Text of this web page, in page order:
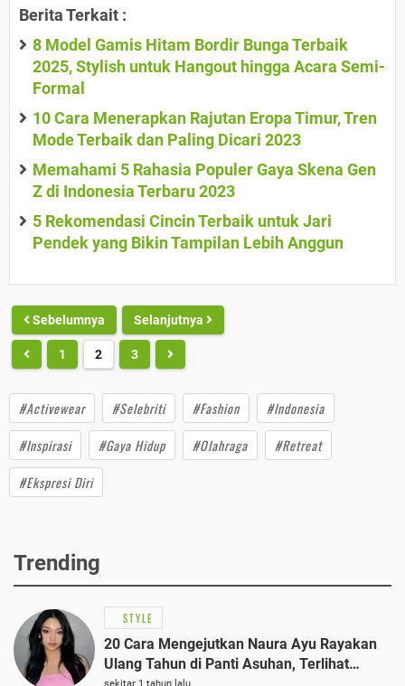
Berita Terkait :
8 Model Gamis Hitam Bordir Bunga Terbaik
2025, Stylish untuk Hangout hingga Acara Semi-
Formal
10 Cara Menerapkan Rajutan Eropa Timur, Tren
Mode Terbaik dan Paling Dicari 2023
Memahami 5 Rahasia Populer Gaya Skena Gen
Z di Indonesia Terbaru 2023
5 Rekomendasi Cincin Terbaik untuk Jari
Pendek yang Bikin Tampilan Lebih Anggun
Sebelumnya Selanjutnya
1 2 3
#Activewear #Selebriti #Fashion
#Indonesia
#Inspirasi
#Gaya Hidup #Olahraga
#Retreat
#Ekspresi Diri
Trending
STYLE
20 Cara Mengejutkan Naura Ayu Rayakan
Ulang Tahun di Panti Asuhan, Terlihat